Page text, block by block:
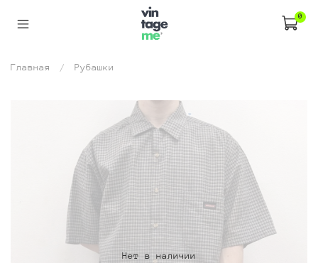
0
Главная Рубашки
Нет в наличии